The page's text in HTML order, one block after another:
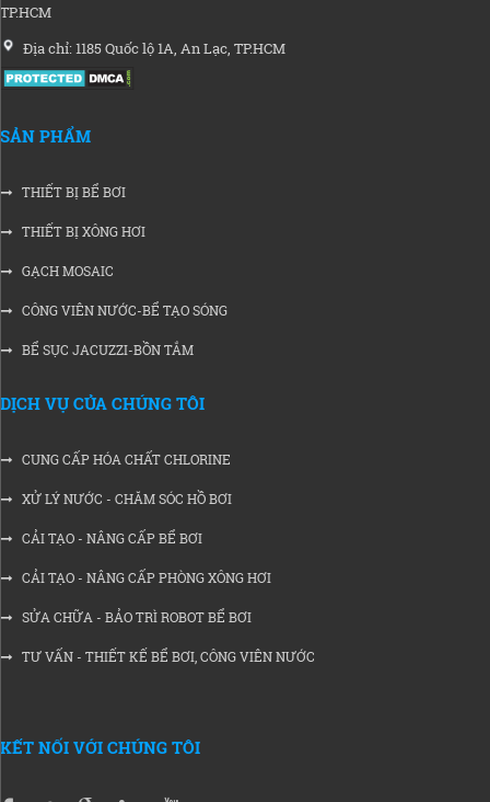
TP.HCM
Địa chỉ: 1185 Quốc lộ 1A, An Lạc, TP.HCM
SẢN PHẨM
THIẾT BỊ BỂ BƠI
THIẾT BỊ XÔNG HƠI
GẠCH MOSAIC
CÔNG VIÊN NƯỚC-BỂ TẠO SÓNG
BỂ SỤC JACUZZI-BỒN TẮM
DỊCH VỤ CỦA CHÚNG TÔI
CUNG CẤP HÓA CHẤT CHLORINE
XỬ LÝ NƯỚC - CHĂM SÓC HỒ BƠI
CẢI TẠO - NÂNG CẤP BỂ BƠI
CẢI TẠO - NÂNG CẤP PHÒNG XÔNG HƠI
SỬA CHỮA - BẢO TRÌ ROBOT BỂ BƠI
TƯ VẤN - THIẾT KẾ BỂ BƠI, CÔNG VIÊN NƯỚC
KẾT NỐI VỚI CHÚNG TÔI